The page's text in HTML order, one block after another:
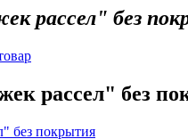
рассел" без
рассел" без